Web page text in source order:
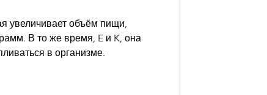
увеличивает объём пищи,
В то же время, E и K, она
в организме.